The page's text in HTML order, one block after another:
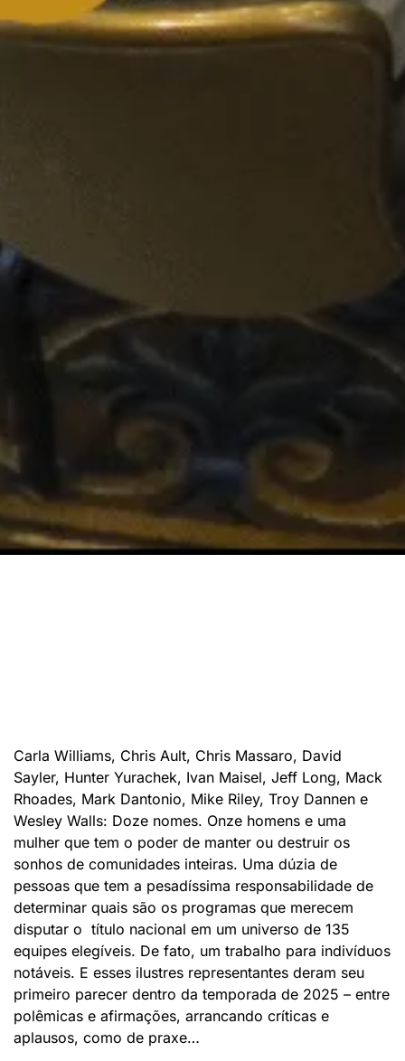
Carla Williams, Chris Ault, Chris Massaro, David
Sayler, Hunter Yurachek, Ivan Maisel, Jeff Long, Mack
Rhoades, Mark Dantonio, Mike Riley, Troy Dannen e
Wesley Walls: Doze nomes. Onze homens e uma
mulher que tem o poder de manter ou destruir os
sonhos de comunidades inteiras. Uma dúzia de
pessoas que tem a pesadíssima responsabilidade de
determinar quais são os programas que merecem
disputar o título nacional em um universo de 135
equipes elegíveis. De fato, um trabalho para indivíduos
notáveis. E esses ilustres representantes deram seu
primeiro parecer dentro da temporada de 2025 – entre
polêmicas e afirmações, arrancando críticas e
aplausos, como de praxe…